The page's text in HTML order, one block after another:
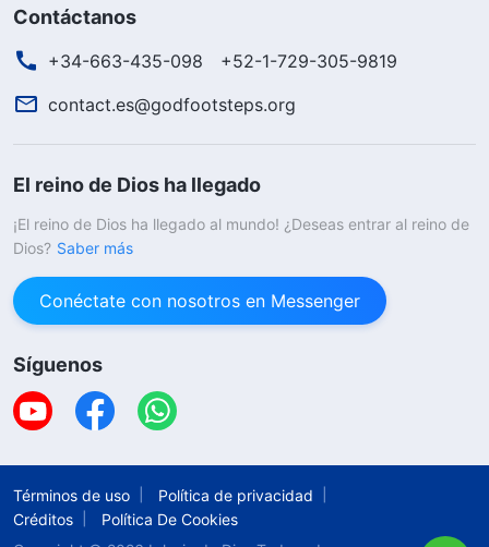
Contáctanos
+34-663-435-098
+52-1-729-305-9819
contact.es@godfootsteps.org
El reino de Dios ha llegado
¡El reino de Dios ha llegado al mundo! ¿Deseas entrar al reino de
Dios? Saber más
Conéctate con nosotros en Messenger
Síguenos
Términos de uso
Política de privacidad
Créditos
Política De Cookies